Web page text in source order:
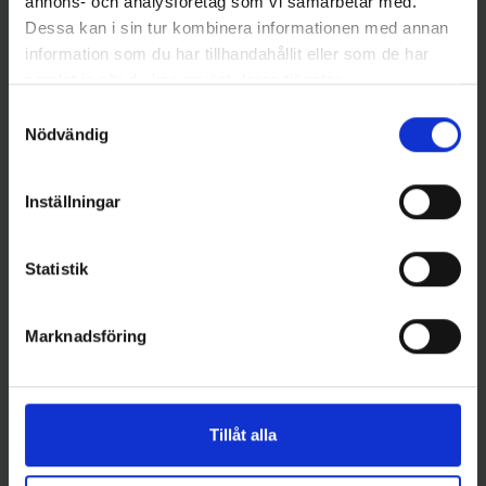
Dessa kan i sin tur kombinera informationen med annan
information som du har tillhandahållit eller som de har
samlat in när du har använt deras tjänster.
Nödvändig
Inställningar
Statistik
Marknadsföring
Tillåt alla
Strike, flytande 10,5 cm - 076
119 kr
Rapala Countdown Sinking
7cm - Artistic Rainbow Trout
129 kr
16 andra produkter i samma kategori: